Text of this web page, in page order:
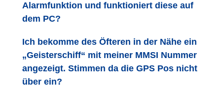
Alarmfunktion und funktioniert diese auf
dem PC?
Ich bekomme des Öfteren in der Nähe ein
„Geisterschiff“ mit meiner MMSI Nummer
angezeigt. Stimmen da die GPS Pos nicht
über ein?